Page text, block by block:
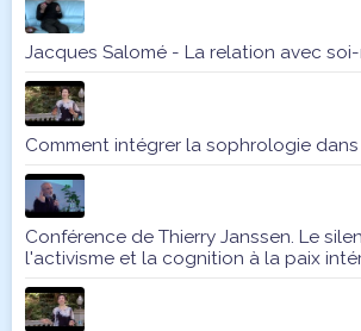
Jacques Salomé - La relation avec soi-
Comment intégrer la sophrologie
Conférence de Thierry Janssen. Le
l'activisme et la cognition à la paix